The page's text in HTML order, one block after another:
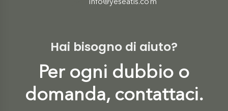
Hai bisogno di aiuto?
Per ogni dubbio o
domanda, contattaci.